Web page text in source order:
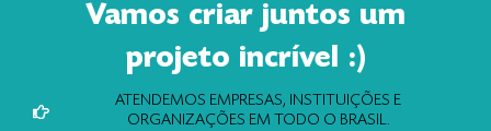
Vamos criar juntos um
projeto incrível :)
ATENDEMOS EMPRESAS, INSTITUIÇÕES E
ORGANIZAÇÕES EM TODO O BRASIL.